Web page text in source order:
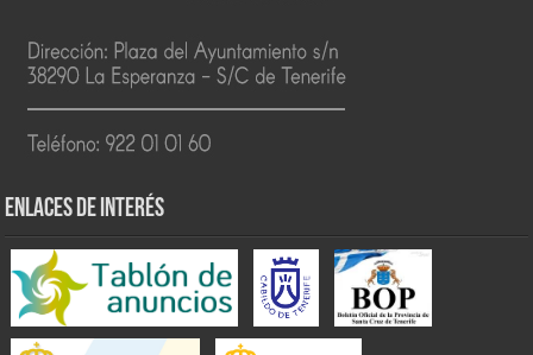
ENLACES DE INTERÉS